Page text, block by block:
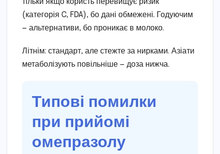
(категорія C, FDA), бо дані обмежені. Годуючим
— альтернативи, бо проникає в молоко.
Літнім: стандарт, але стежте за нирками. Азіати
метаболізують повільніше — доза нижча.
Типові помилки
при прийомі
омепразолу